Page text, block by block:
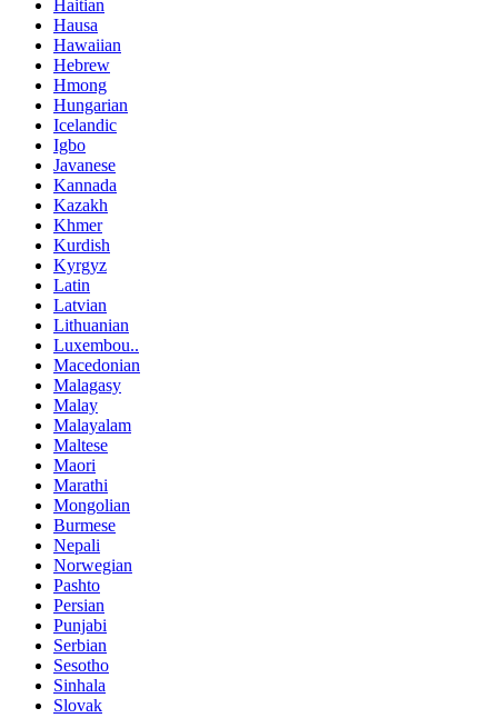
Haitian
Hausa
Hawaiian
Hebrew
Hmong
Hungarian
Icelandic
Igbo
Javanese
Kannada
Kazakh
Khmer
Kurdish
Kyrgyz
Latin
Latvian
Lithuanian
Luxembou..
Macedonian
Malagasy
Malay
Malayalam
Maltese
Maori
Marathi
Mongolian
Burmese
Nepali
Norwegian
Pashto
Persian
Punjabi
Serbian
Sesotho
Sinhala
Slovak